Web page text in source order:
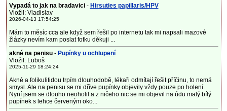
Vypadá to jak na bradavici - Hirsuties papillaris/HPV
Vložil: Vladislav
2026-04-13 17:54:25
Mám to měsíc cca ale když sem řešil po internetu tak mi napsali mazové
žlázky nevím kam poslat fotku děkuji ...
akné na penisu- Pupínky u ochlupení
Vložil: Luboš
2025-11-29 18:24:24
Akné a folikulitidou trpím dlouhodobě, lékaři odmítají řešit příčinu, to nemá
smysl. Ale na penisu se mi dříve pupínky objevily vždy pouze po holení.
Nyní jsem se dlouho neoholil a z ničeho nic se mi objevil na údu malý bílý
pupínek s lehce červeným oko...